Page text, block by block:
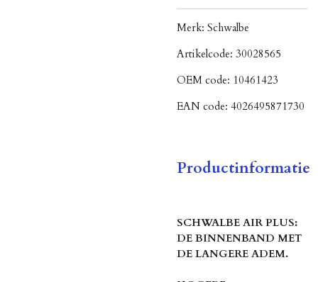
Merk: Schwalbe
Artikelcode: 30028565
OEM code: 10461423
EAN code: 4026495871730
Productinformatie
SCHWALBE AIR PLUS:
DE BINNENBAND MET
DE LANGERE ADEM.